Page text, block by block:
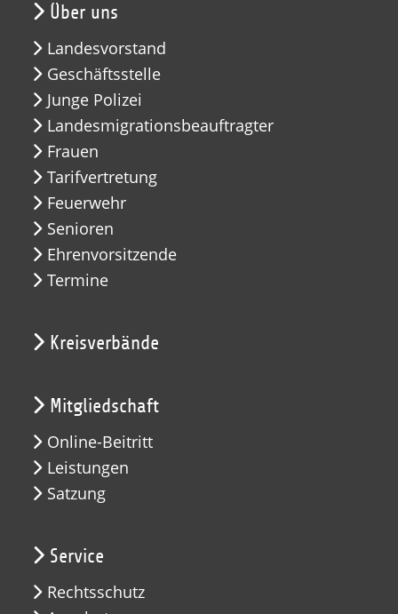
Über uns
Landesvorstand
Geschäftsstelle
Junge Polizei
Landesmigrationsbeauftragter
Frauen
Tarifvertretung
Feuerwehr
Senioren
Ehrenvorsitzende
Termine
Kreisverbände
Mitgliedschaft
Online-Beitritt
Leistungen
Satzung
Service
Rechtsschutz